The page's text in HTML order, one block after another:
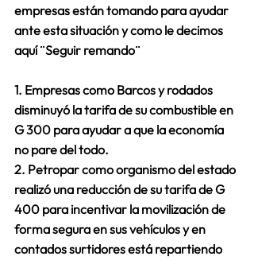
empresas están tomando para ayudar
ante esta situación y como le decimos
aquí ¨Seguir remando¨
1. Empresas como Barcos y rodados
disminuyó la tarifa de su combustible en
G 300 para ayudar a que la economía
no pare del todo.
2. Petropar como organismo del estado
realizó una reducción de su tarifa de G
400 para incentivar la movilización de
forma segura en sus vehículos y en
contados surtidores está repartiendo